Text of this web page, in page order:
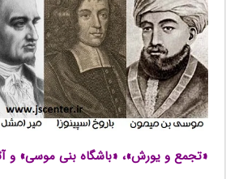
«تجمع و یورش»، «باشگاه بنی موسی» و